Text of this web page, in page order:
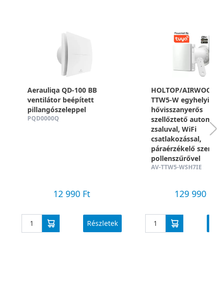
Aerauliqa QD-100 BB
ventilátor beépített
pillangószeleppel
PQD0000Q
12 990 Ft
Részletek
HOLTOP/
TTW5-W
hővisszanyerős
szellőztető
zsaluval, WiFi
csatlakozással,
páraérzékelő
pollenszűrővel
AV-TTW5-WSH7IE
129 990 Ft